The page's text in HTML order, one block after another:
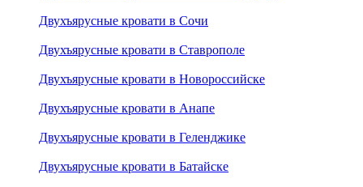
Двухъярусные кровати в Сочи
Двухъярусные кровати в Ставрополе
Двухъярусные кровати в Новороссийске
Двухъярусные кровати в Анапе
Двухъярусные кровати в Геленджике
Двухъярусные кровати в Батайске